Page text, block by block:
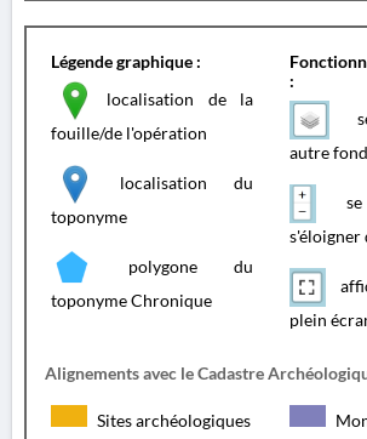
Légende graphique :
localisation de la
fouille/de l'opération
localisation du
toponyme
polygone du
toponyme Chronique
:
autre
s'éloigner
plein
Alignements avec le Cadastre
Sites archéologiques